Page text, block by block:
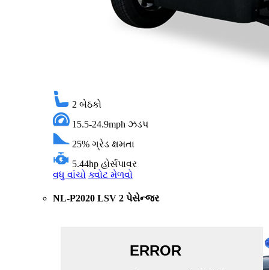
2 બેઠકો
15.5-24.9mph ઝડપ
25% ગ્રેડ ક્ષમતા
5.44hp હોર્સપાવર
વધુ વાંચો ક્વોટ મેળવો
NL-P2020 LSV 2 પેસેન્જર